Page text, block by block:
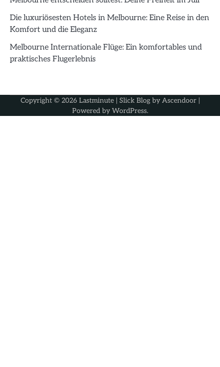
Die luxuriösesten Hotels in Melbourne: Eine Reise in den
Komfort und die Eleganz
Melbourne Internationale Flüge: Ein komfortables und
praktisches Flugerlebnis
Copyright © 2026 Lastminute| Slick Blog by Ascendoor|
Powered by WordPress.